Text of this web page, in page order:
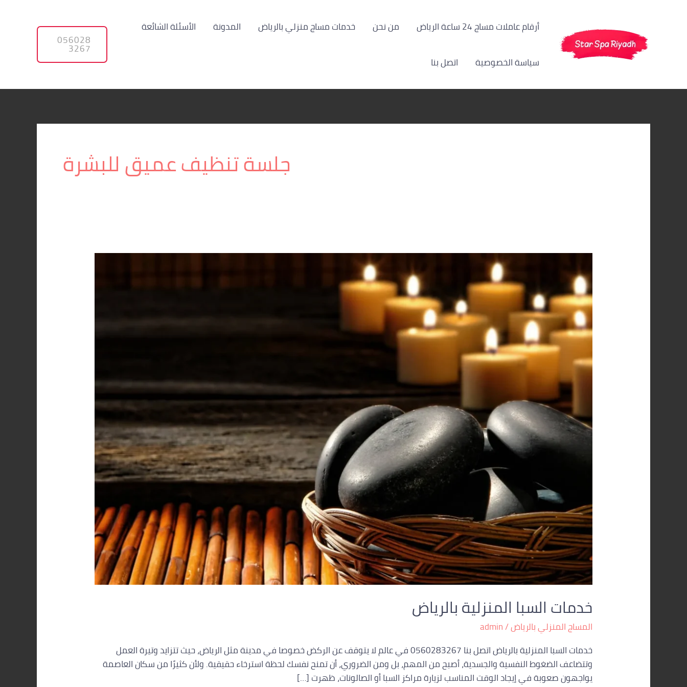
أرقام عاملات مساج 24 ساعة الرياض من نحن خدمات مساج منزلي بالرياض المدونة الأسئلة الشائعة
سياسة الخصوصية اتصل بنا
056028
3267
جلسة تنظيف عميق للبشرة
خدمات السبا المنزلية بالرياض
المساج المنزلي بالرياض/
admin
خدمات السبا المنزلية بالرياض اتصل بنا 0560283267 في عالم لا يتوقف عن الركض خصوصا في مدينة مثل الرياض، حيث تتزايد وتيرة العمل
وتتضاعف الضغوط النفسية والجسدية، أصبح من المهم، بل ومن الضروري، أن تمنح نفسك لحظة استرخاء حقيقية. ولأن كثيرًا من سكان العاصمة
يواجهون صعوبة في إيجاد الوقت المناسب لزيارة مراكز السبا أو الصالونات، ظهرت […]
السبا
المنزلية
بالرياض